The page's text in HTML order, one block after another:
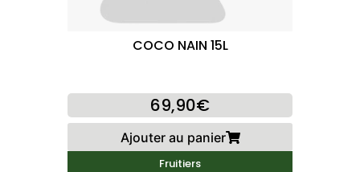
COCO NAIN 15L
69,90€
Ajouter au panier
Fruitiers